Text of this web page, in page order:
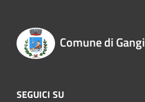
Comune di Gangi
SEGUICI SU